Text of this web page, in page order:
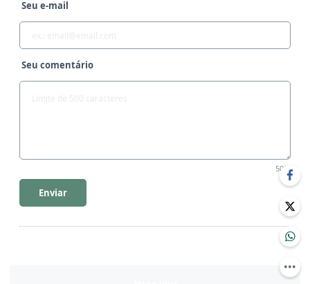
Seu e-mail
Seu comentário
500
Enviar